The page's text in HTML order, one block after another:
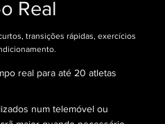
Real
transições rápidas, exercícios
real para até 20 atletas
num telemóvel ou